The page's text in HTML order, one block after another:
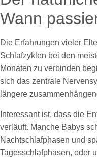
Wann
Die Erfahrungen vieler
Schlafzyklen bei den
Monaten zu verbinden
sich das zentrale
längere
Interessant ist, dass die
verläuft. Manche Babys
Nachtschlafphasen und
Tagesschlafphasen, oder